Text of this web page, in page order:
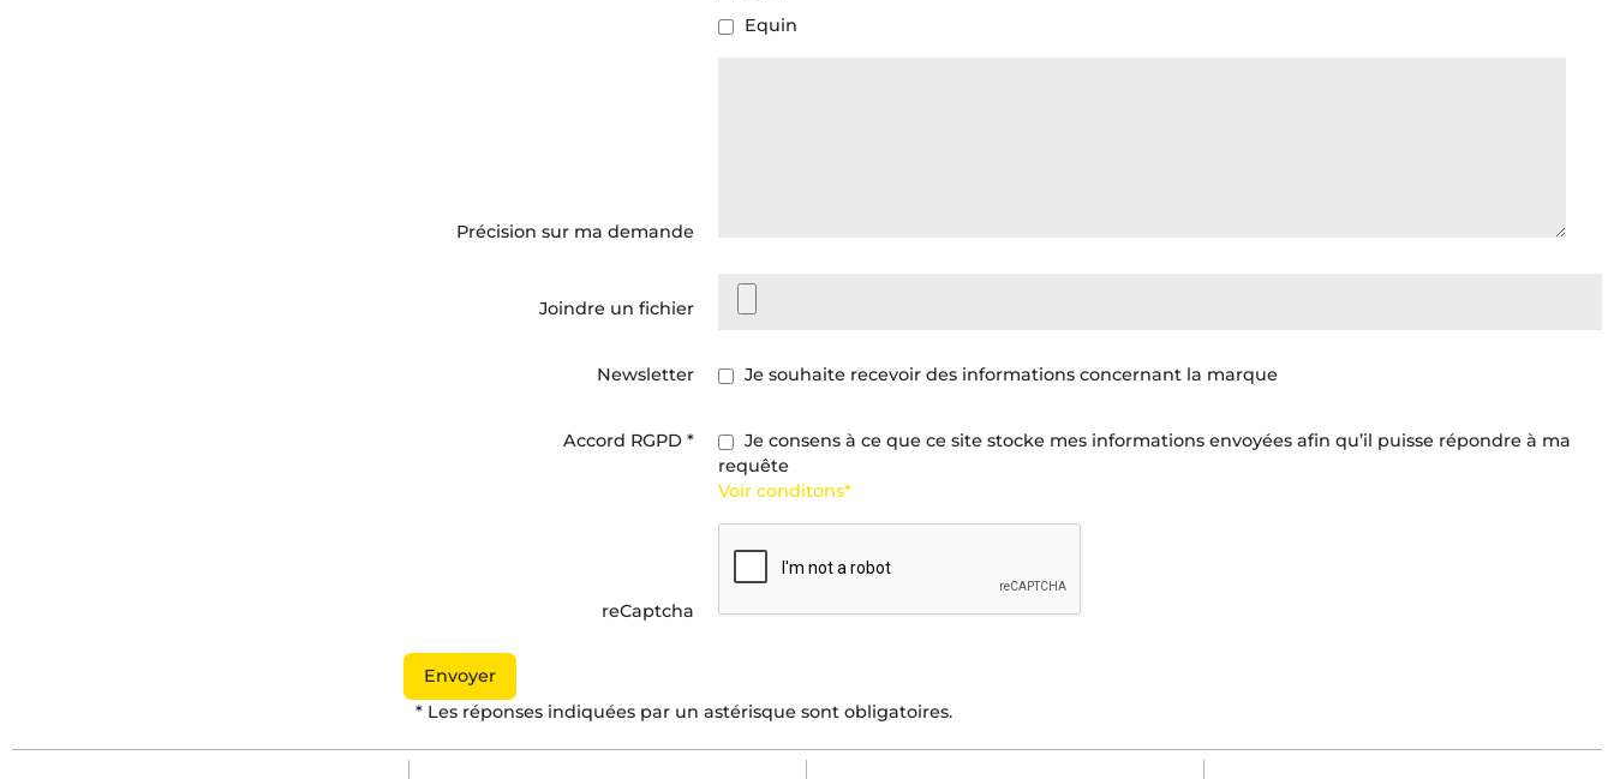
Equin
Précision sur ma demande
Joindre un fichier
Newsletter Je souhaite recevoir des informations concernant la marque
Accord RGPD *
Je consens à ce que ce site stocke mes informations envoyées afin qu’il puisse répondre à ma
requête
Voir conditons*
reCaptcha
Envoyer
* Les réponses indiquées par un astérisque sont obligatoires.